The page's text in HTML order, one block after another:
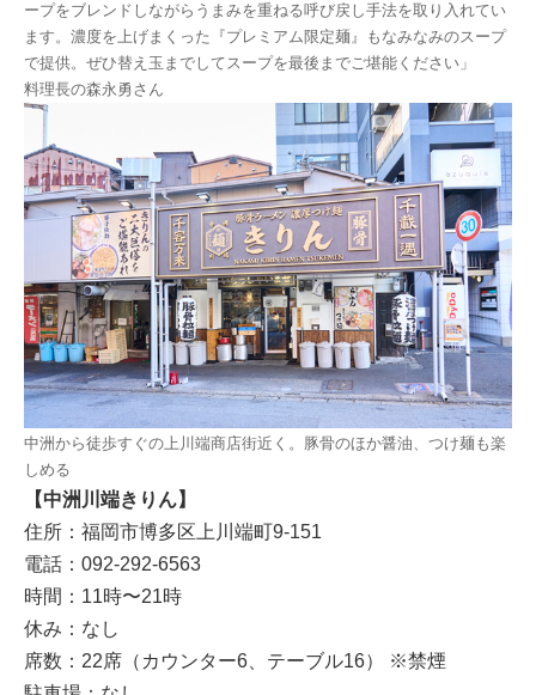
ープをブレンドしながらうまみを重ねる呼び戻し手法を取り入れてい
ます。濃度を上げまくった『プレミアム限定麺』もなみなみのスープ
で提供。ぜひ替え玉までしてスープを最後までご堪能ください」
料理長の森永勇さん
中洲から徒歩すぐの上川端商店街近く。豚骨のほか醤油、つけ麺も楽
しめる
【中洲川端きりん】
住所：福岡市博多区上川端町9-151
電話：092-292-6563
時間：11時〜21時
休み：なし
席数：22席（カウンター6、テーブル16） ※禁煙